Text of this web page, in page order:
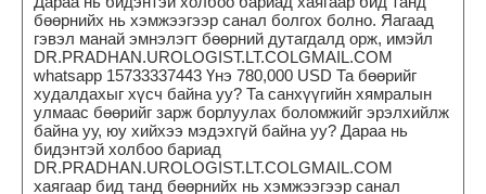
бөөрнийх нь хэмжээгээр санал болгох болно. Яагаад
гэвэл манай эмнэлэгт бөөрний дутагдалд орж, имэйл
DR.PRADHAN.UROLOGIST.LT.COLGMAIL.COM
whatsapp 15733337443 Үнэ 780,000 USD Та бөөрийг
худалдахыг хүсч байна уу? Та санхүүгийн хямралын
улмаас бөөрийг зарж борлуулах боломжийг эрэлхийлж
байна уу, юу хийхээ мэдэхгүй байна уу? Дараа нь
бидэнтэй холбоо бариад
DR.PRADHAN.UROLOGIST.LT.COLGMAIL.COM
хаягаар бид танд бөөрнийх нь хэмжээгээр санал